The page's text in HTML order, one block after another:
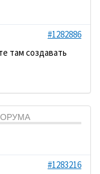
#1282886
там создавать
#1283216